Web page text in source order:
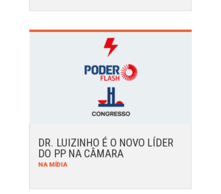
DR. LUIZINHO É O NOVO LÍDER
DO PP NA CÂMARA
NA MÍDIA